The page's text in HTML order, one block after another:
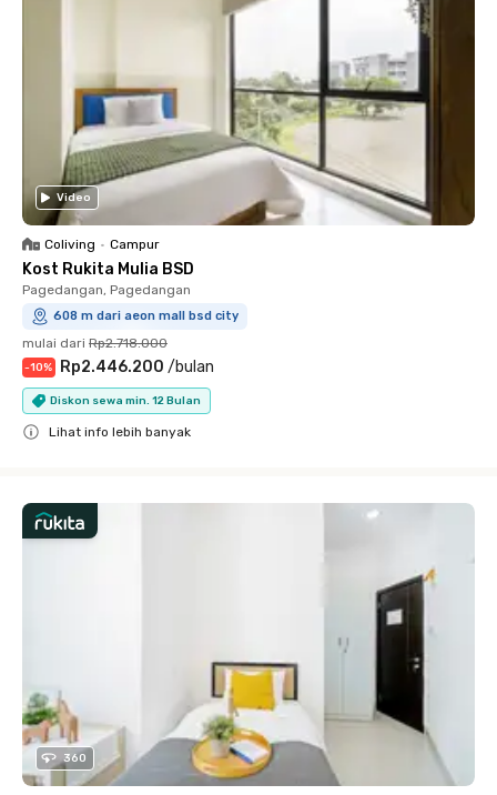
Video
Coliving • Campur
Kost Rukita Mulia BSD
Pagedangan, Pagedangan
608 m dari aeon mall bsd city
mulai dari Rp2.718.000
-10% Rp2.446.200 /bulan
Diskon sewa min. 12 Bulan
Lihat info lebih banyak
360